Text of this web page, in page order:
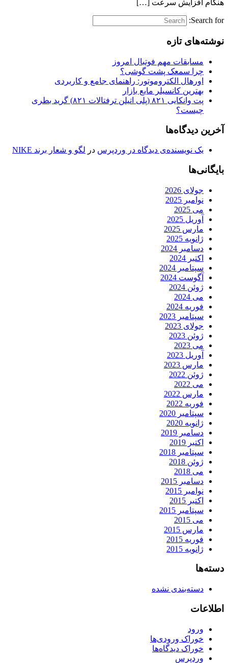
هنگام افزایش سرعت […]
Search for:
نوشته‌های تازه
مسابقات مهم فوتبال امروز
چرا سمعک پشت گوشی؟
اورهال الکتروموتور: راهنمای جامع و کاربردی
بهترین کانسیلر مایع بازار
پت وانکایی ۸۲۱ (پلی اتیلن ترفتالات ۸۲۱) گرید بطری
چیست؟
آخرین دیدگاه‌ها
یک نویسنده‌ی دیدگاه در وردپرس در لگو و شعار برند NIKE
بایگانی‌ها
جولای 2026
نوامبر 2025
می 2025
آوریل 2025
مارس 2025
ژانویه 2025
دسامبر 2024
اکتبر 2024
سپتامبر 2024
آگوست 2024
ژوئن 2024
می 2024
فوریه 2024
سپتامبر 2023
جولای 2023
ژوئن 2023
می 2023
آوریل 2023
مارس 2023
ژوئن 2022
می 2022
مارس 2022
فوریه 2022
سپتامبر 2020
ژانویه 2020
دسامبر 2019
اکتبر 2019
سپتامبر 2018
ژوئن 2018
می 2018
دسامبر 2015
نوامبر 2015
اکتبر 2015
سپتامبر 2015
می 2015
مارس 2015
فوریه 2015
ژانویه 2015
دسته‌ها
دسته‌بندی نشده
اطلاعات
ورود
خوراک ورودی‌ها
خوراک دیدگاه‌ها
وردپرس